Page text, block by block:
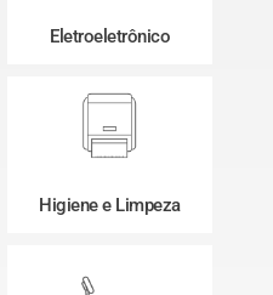
Eletroeletrônico
Higiene e Limpeza